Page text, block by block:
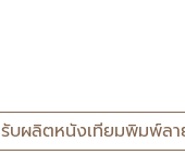
รับผลิตหนังเทียมพิมพ์ลา